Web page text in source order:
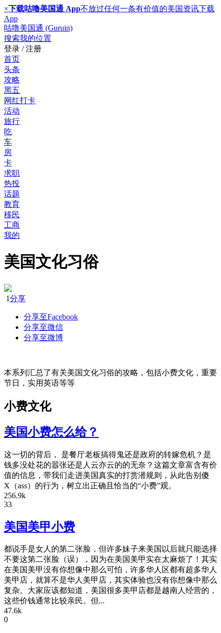
×下载咕噜美国通 App不放过任何一条有价值的美国资讯下载
App
咕噜美国通 (Guruin)
搜索我的位置
登录 / 注册
首页
头条
攻略
黑五
网红打卡
活动
旅行
吃
车
房
卡
求职
热投
话题
教育
移民
工商
我的
美国文化习俗
1分享
分享至Facebook
分享至微信
分享至微博
本系列汇总了有关美国文化习俗的攻略，包括小费文化，重要
节日，实用英语等等
小费文化
美国小费怎么给？
这一切的背后， 是餐厅老板搞得鬼还是政府的转嫁危机？是
钱多没处花的嚣张还是人云亦云的的无奈？这篇文章富含有价
值的信息，带我们走进美国真实的打赏潜规则，从此告别傻
X（ass）的行为，树立出正确且恰当的“小费”观。
256.9k
33
美国美甲小费
都说手是女人的第二张脸，但许多妹子来美国以后就只能选择
不要这第二张脸（误），因为在美国美甲实在太麻烦了！其实
在美国美甲没有你想像中那么可怕，许多华人区都有超多华人
美甲店，就算不是华人美甲店，其实体验也没有你想像中那么
复杂。大家应该都知道，美国很多美甲店都是越南人经营的，
这些价钱通常比较亲民。但...
47.6k
0